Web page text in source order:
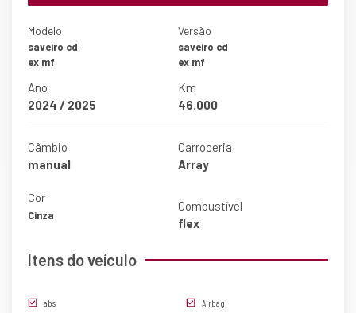
Modelo
saveiro cd
ex mf
Versão
saveiro cd
ex mf
Ano
2024 / 2025
Km
46.000
Câmbio
manual
Carroceria
Array
Cor
Cinza
Combustível
flex
Itens do veículo
abs Airbag